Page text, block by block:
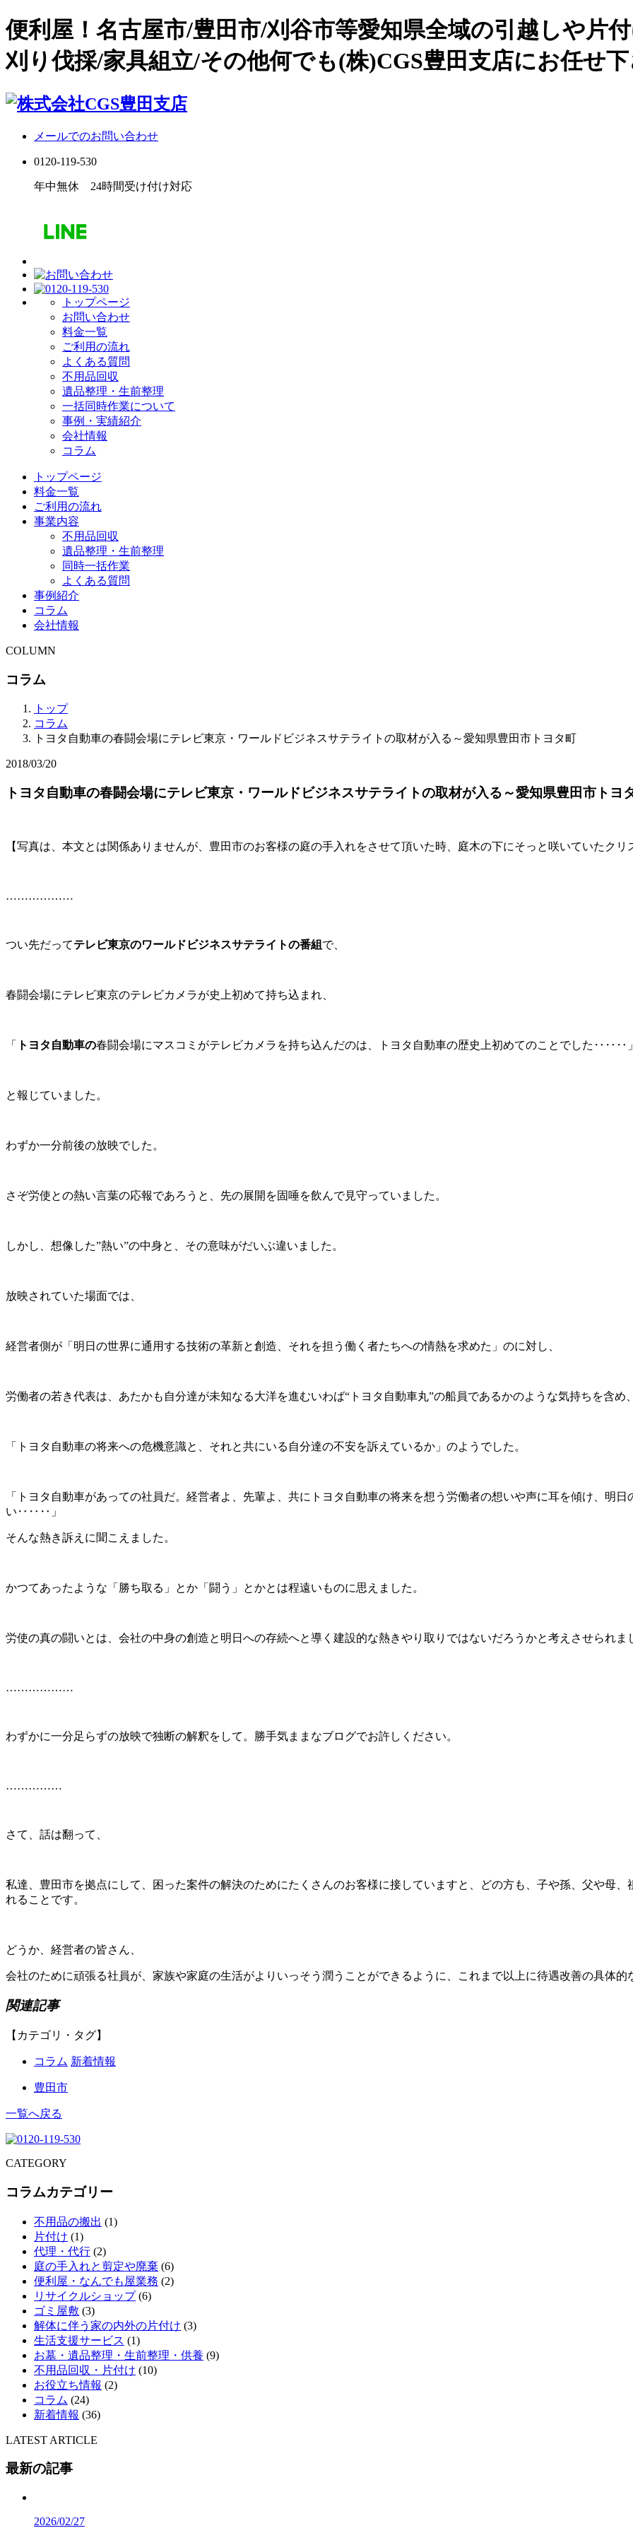
便利屋！名古屋市/豊田市/刈谷市等愛知県全域の引越しや片
刈り伐採/家具組立/その他何でも(株)CGS豊田支店にお任せ下
メールでのお問い合わせ
0120-119-530
年中無休 24時間受け付け対応
トップページ
お問い合わせ
料金一覧
ご利用の流れ
よくある質問
不用品回収
遺品整理・生前整理
一括同時作業について
事例・実績紹介
会社情報
コラム
トップページ
料金一覧
ご利用の流れ
事業内容
不用品回収
遺品整理・生前整理
同時一括作業
よくある質問
事例紹介
コラム
会社情報
COLUMN
コラム
トップ
コラム
トヨタ自動車の春闘会場にテレビ東京・ワールドビジネスサテライトの取材が入る～愛知県豊田市トヨタ町
2018/03/20
トヨタ自動車の春闘会場にテレビ東京・ワールドビジネスサテライトの取材が入る～愛知県豊田市トヨ
【写真は、本文とは関係ありませんが、豊田市のお客様の庭の手入れをさせて頂いた時、庭木の下にそっと咲いていたクリ
………………
つい先だってテレビ東京のワールドビジネスサテライトの番組 で、
春闘会場にテレビ東京のテレビカメラが史上初めて持ち込まれ、
「 トヨタ自動車の春闘会場にマスコミがテレビカメラを持ち込んだのは、トヨタ自動車の歴史上初めてのことでした‥‥‥」
と報じていました。
わずか一分前後の放映でした。
さぞ労使との熱い言葉の応報であろうと、先の展開を固唾を飲んで見守っていました。
しかし、想像した”熱い”の中身と、その意味がだいぶ違いました。
放映されていた場面では、
経営者側が「明日の世界に通用する技術の革新と創造、それを担う働く者たちへの情熱を求めた」のに対し、
労働者の若き代表は、あたかも自分達が未知なる大洋を進むいわば“トヨタ自動車丸”の船員であるかのような気持ちを含め、
「トヨタ自動車の将来への危機意識と、それと共にいる自分達の不安を訴えているか」のようでした。
「トヨタ自動車があっての社員だ。経営者よ、先輩よ、共にトヨタ自動車の将来を想う労働者の想いや声に耳を傾け、明
い‥‥‥」
そんな熱き訴えに聞こえました。
かつてあったような「勝ち取る」とか「闘う」とかとは程遠いものに思えました。
労使の真の闘いとは、会社の中身の創造と明日への存続へと導く建設的な熱きやり取りではないだろうかと考えさせられま
………………
わずかに一分足らずの放映で独断の解釈をして。勝手気ままなブログでお許しください。
……………
さて、話は翻って、
私達、豊田市を拠点にして、困った案件の解決のためにたくさんのお客様に接していますと、どの方も、子や孫、父や母
れることです。
どうか、経営者の皆さん、
会社のために頑張る社員が、家族や家庭の生活がよりいっそう潤うことができるように、これまで以上に待遇改善の具体的
関連記事
【カテゴリ・タグ】
コラム 新着情報
豊田市
一覧へ戻る
CATEGORY
コラムカテゴリー
不用品の搬出 (1)
片付け (1)
代理・代行 (2)
庭の手入れと剪定や廃棄 (6)
便利屋・なんでも屋業務 (2)
リサイクルショップ(6)
ゴミ屋敷 (3)
解体に伴う家の内外の片付け (3)
生活支援サービス (1)
お墓・遺品整理・生前整理・供養 (9)
不用品回収・片付け (10)
お役立ち情報 (2)
コラム (24)
新着情報 (36)
LATEST ARTICLE
最新の記事
2026/02/27